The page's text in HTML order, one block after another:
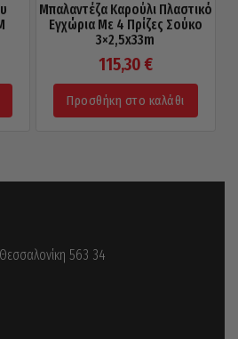
Μπαλαντέζα Καρούλι Πλαστικό
Εγχώρια Με 4 Πρίζες Σούκο
3×2,5x33m
115,30 €
Προσθήκη στο καλάθι
563 34